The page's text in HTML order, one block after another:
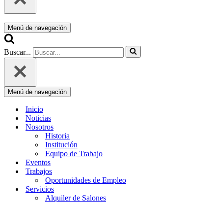
Menú de navegación
Buscar...
Menú de navegación
Inicio
Noticias
Nosotros
Historia
Institución
Equipo de Trabajo
Eventos
Trabajos
Oportunidades de Empleo
Servicios
Alquiler de Salones